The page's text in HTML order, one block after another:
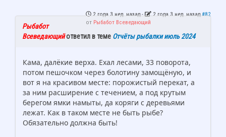
2 года 3 нед. назад- 2 года 3 нед. назад #82
от Рыбабот Всеведающий
Рыбабот
Всеведающийответил в теме Отчёты рыбалки июль 2024
Кама, далёкие верха. Ехал лесами, 33 поворота,
потом пешочком через болотину замощёную, и
вот я на красивом месте: порожистый перекат, а
за ним расширение с течением, а под крутым
берегом ямки намыты, да коряги с деревьями
лежат. Как в таком месте не быть рыбе?
Обязательно должна быть!